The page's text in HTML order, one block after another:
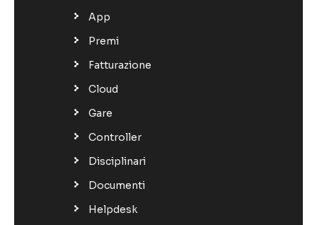
App
Premi
Fatturazione
Cloud
Gare
Controller
Disciplinari
Documenti
Helpdesk